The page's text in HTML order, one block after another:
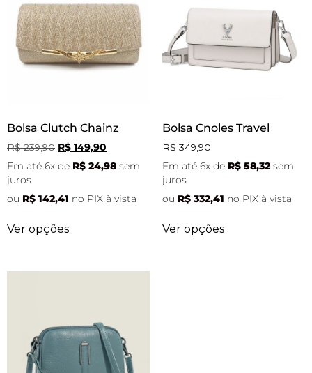
Bolsa Clutch Chainz
R$239,90 R$ 149,90
Em até 6x de R$ 24,98 sem
juros
ou R$ 142,41 no PIX à vista
Ver opções
Bolsa Cnoles Travel
R$ 349,90
Em até 6x de R$58,32 sem
juros
ou R$332,41 no PIX à vista
Ver opções